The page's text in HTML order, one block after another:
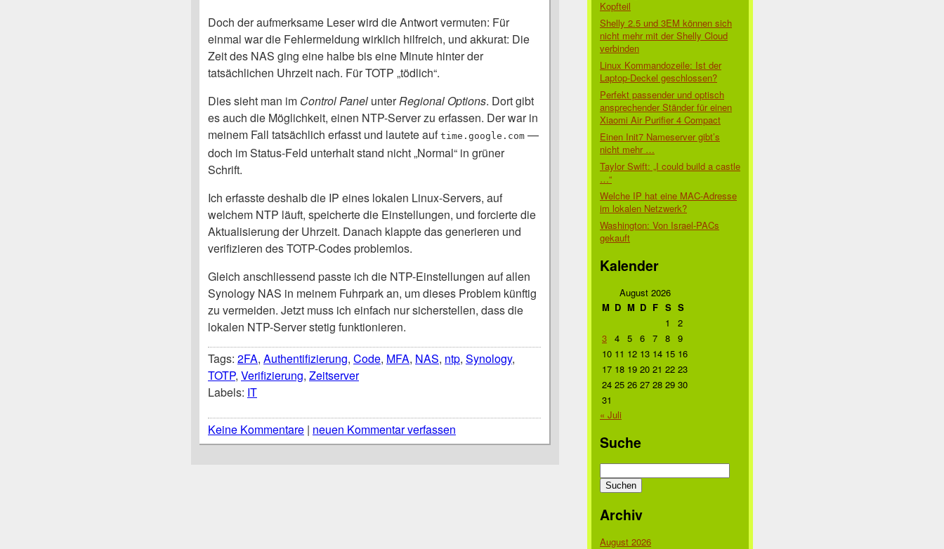
Doch der aufmerksame Leser wird die Antwort vermuten: Für
einmal war die Fehlermeldung wirklich hilfreich, und akkurat: Die
Zeit des NAS ging eine halbe bis eine Minute hinter der
tatsächlichen Uhrzeit nach. Für TOTP „tödlich“.
Dies sieht man im Control Panel unterRegional Options. Dort gibt
es auch die Möglichkeit, einen NTP-Server zu erfassen. Der war in
meinem Fall tatsächlich erfasst und lautete auf time.google.com —
doch im Status-Feld unterhalt stand nicht „Normal“ in grüner
Schrift.
Ich erfasste deshalb die IP eines lokalen Linux-Servers, auf
welchem NTP läuft, speicherte die Einstellungen, und forcierte die
Aktualisierung der Uhrzeit. Danach klappte das generieren und
verifizieren des TOTP-Codes problemlos.
Gleich anschliessend passte ich die NTP-Einstellungen auf allen
Synology NAS in meinem Fuhrpark an, um dieses Problem künftig
zu vermeiden. Jetzt muss ich einfach nur sicherstellen, dass die
lokalen NTP-Server stetig funktionieren.
Tags: 2FA, Authentifizierung, Code, MFA, NAS, ntp, Synology,
TOTP, Verifizierung, Zeitserver
Labels: IT
Keine Kommentare | neuen Kommentar verfassen
Kopfteil
Shelly 2.5 und 3EM können sich
nicht mehr mit der Shelly Cloud
verbinden
Linux Kommandozeile: Ist der
Laptop-Deckel geschlossen?
Perfekt passender und optisch
ansprechender Ständer für einen
Xiaomi Air Purifier 4 Compact
Einen Init7 Nameserver gibt’s
nicht mehr …
Taylor Swift: „I could build a castle
…“
Welche IP hat eine MAC-Adresse
im lokalen Netzwerk?
Washington: Von Israel-PACs
gekauft
Kalender
August 2026
M D M D F S S
1
2
3 4 5 6 7 8 9
10 11 12 13 14 15 16
17 18 19 20 21 22 23
24 25 26 27 28 29 30
31
« Juli
Suche
nach:
Archiv
August 2026